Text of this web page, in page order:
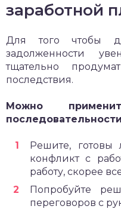
заработной
Для того чтобы
задолженности
тщательно
последствия.
Можно
Решите,
конфликт с
работу, скорее
Попробуйте
переговоров с